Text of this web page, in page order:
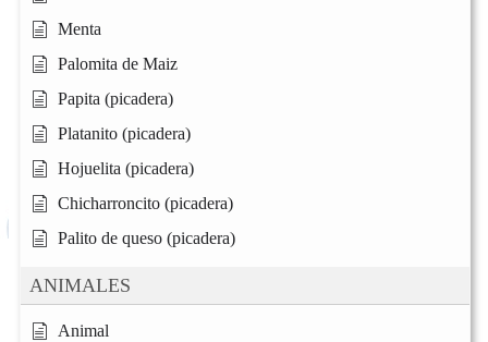
Menta
Palomita de Maiz
Papita (picadera)
Platanito (picadera)
Hojuelita (picadera)
Chicharroncito (picadera)
Palito de queso (picadera)
ANIMALES
Animal